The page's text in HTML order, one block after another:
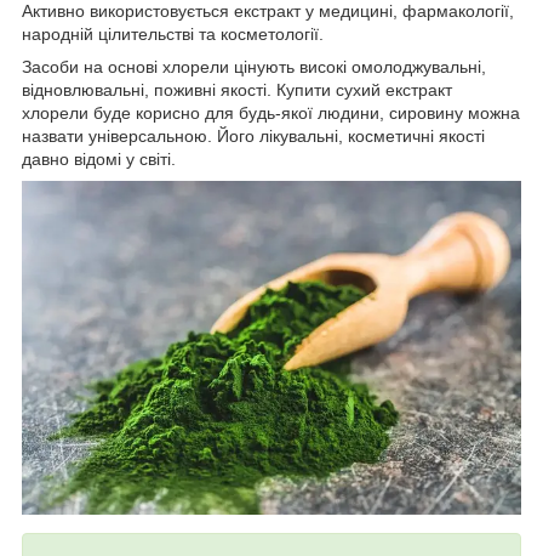
Активно використовується екстракт у медицині, фармакології,
народній цілительстві та косметології.
Засоби на основі хлорели цінують високі омолоджувальні,
відновлювальні, поживні якості. Купити сухий екстракт
хлорели буде корисно для будь-якої людини, сировину можна
назвати універсальною. Його лікувальні, косметичні якості
давно відомі у світі.